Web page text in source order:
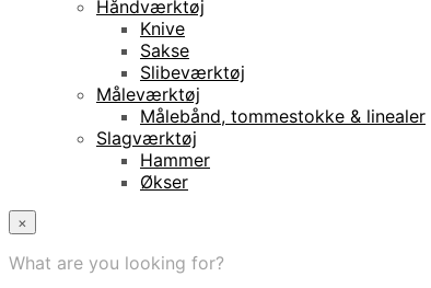
Håndværktøj
Knive
Sakse
Slibeværktøj
Måleværktøj
Målebånd, tommestokke & linealer
Slagværktøj
Hammer
Økser
×
What are you looking for?